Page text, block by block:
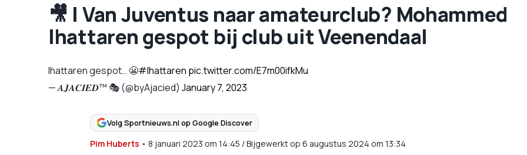
🎥 | Van Juventus naar amateurclub? Mohammed
Ihattaren gespot bij club uit Veenendaal
Ihattaren gespot… 😬#Ihattaren pic.twitter.com/E7m00ifkMu
— 𝑨𝑱𝑨𝑪𝑰𝑬𝑫™ 🎭 (@byAjacied) January 7, 2023
Volg Sportnieuws.nl op Google Discover
Pim Huberts • 8 januari 2023 om 14:45 /Bijgewerkt op 6 augustus 2024 om 13:34